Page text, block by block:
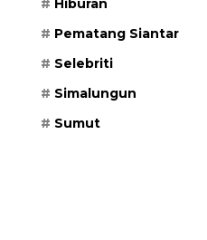
Hiburan
Pematang Siantar
Selebriti
Simalungun
Sumut